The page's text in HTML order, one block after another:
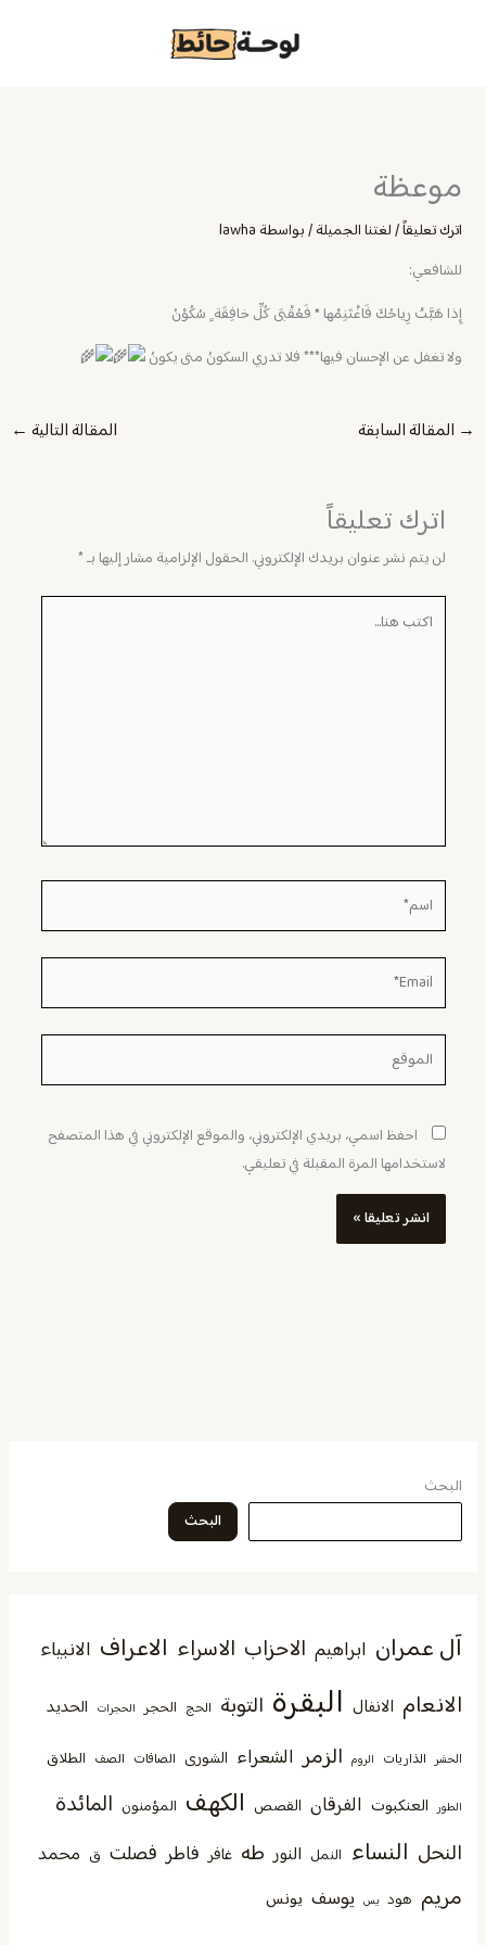
موعظة
اترك تعليقاً/لغتنا الجميلة/ بواسطة lawha
للشافعي: ‏
إِذا هَبَّتْ رِياحُكَ فَاغْتَنِمْها *فَعُقْبَى كُلِّ خافِقَة ٍ سُكُوْنُ
ولا تغفل عن الإحسان فيها*** فلا تدري السكونُ متى يكونُ
→ المقالة السابقة المقالة التالية ←
اترك تعليقاً
لن يتم نشر عنوان بريدك الإلكتروني. الحقول الإلزامية مشار إليها بـ*
اسم*
Email*
الموقع
احفظ اسمي، بريدي الإلكتروني، والموقع الإلكتروني في هذا المتصفح
لاستخدامها المرة المقبلة في تعليقي.
البحث
البحث
آل عمران ابراهيم الاحزاب الاسراء الاعراف الانبياء
الانعام الانفال البقرة التوبة الحج الحجر الحجرات الحديد
الحشر الذاريات الروم الزمر الشعراء الشورى الصافات الصف الطلاق
الطور العنكبوت الفرقان القصص الكهف المؤمنون المائدة
النحل النساء النمل النور طه غافر فاطر فصلت ق محمد
مريم هود يس يوسف يونس